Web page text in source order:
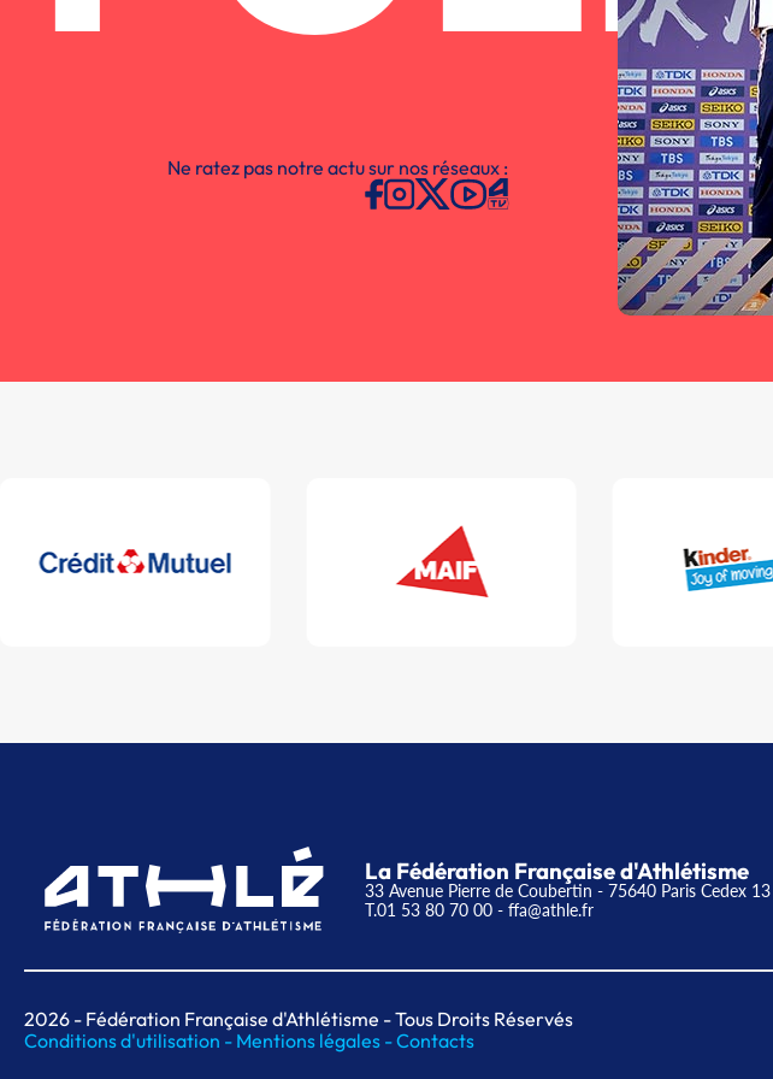
Ne ratez pas notre actu sur nos réseaux :
La Fédération Française d'Athlétisme
33 Avenue Pierre de Coubertin - 75640 Paris Cedex 13
T.01 53 80 70 00 - ffa@athle.fr
2026 - Fédération Française d'Athlétisme - Tous Droits Réservés
Conditions d'utilisation - Mentions légales -Contacts